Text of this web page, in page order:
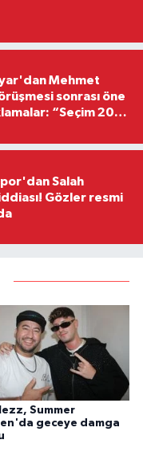
Mehmet
sonrası öne
“Seçim 2028
Salah
Gözler resmi
Summer
geceye damga